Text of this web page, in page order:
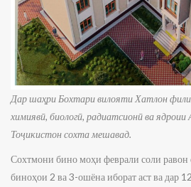
Дар шаҳри Бохтари вилояти Хатлон
химиявӣ, биологӣ, радиатсионӣ ва
Тоҷикистон сохта мешавад.
Сохтмони бино моҳи феврали соли равон
биноҳои 2 ва 3-ошёна иборат аст ва дар